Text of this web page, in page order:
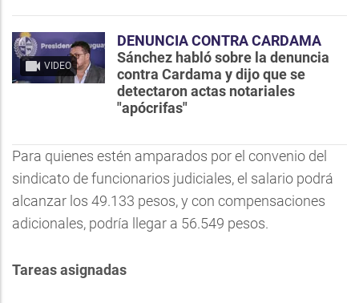
VIDEO
DENUNCIA CONTRA CARDAMA
Sánchez habló sobre la denuncia
contra Cardama y dijo que se
detectaron actas notariales
"apócrifas"
Para quienes estén amparados por el convenio del
sindicato de funcionarios judiciales, el salario podrá
alcanzar los 49.133 pesos, y con compensaciones
adicionales, podría llegar a 56.549 pesos.
Tareas asignadas